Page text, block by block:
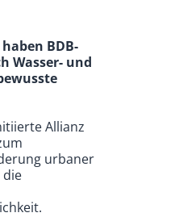
BDB-
Wasser- und
Allianz
urbaner
die